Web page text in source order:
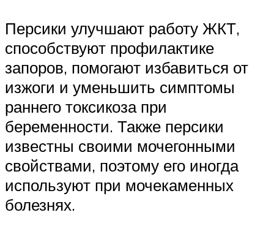
Персики улучшают работу ЖКТ,
способствуют профилактике
запоров, помогают избавиться от
изжоги и уменьшить симптомы
раннего токсикоза при
беременности. Также персики
известны своими мочегонными
свойствами, поэтому его иногда
используют при мочекаменных
болезнях.